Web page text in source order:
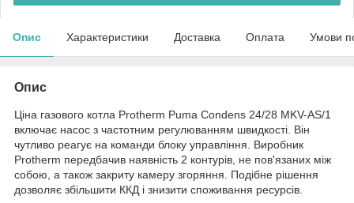
Опис Характеристики Доставка Оплата Умови
Опис
Ціна газового котла Protherm Puma Condens 24/28 MKV-AS/1
включає насос з частотним регулюванням швидкості. Він
чутливо реагує на команди блоку управління. Виробник
Protherm передбачив наявність 2 контурів, не пов'язаних між
собою, а також закриту камеру згоряння. Подібне рішення
дозволяє збільшити ККД і знизити споживання ресурсів.